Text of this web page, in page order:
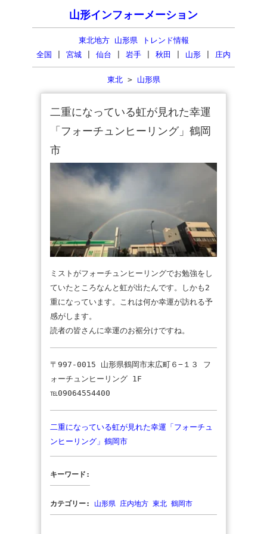
山形インフォーメーション
東北地方 山形県 トレンド情報
全国
宮城 仙台 岩手 秋田 山形 庄内
東北> 山形県
二重になっている虹が見れた幸運
「フォーチュンヒーリング」鶴岡
市
ミストがフォーチュンヒーリングでお勉強をし
ていたところなんと虹が出たんです。しかも2
重になっています。これは何か幸運が訪れる予
感がします。
読者の皆さんに幸運のお裾分けですね。
〒997-0015 山形県鶴岡市末広町６−１３ フ
ォーチュンヒーリング 1F
℡09064554400
二重になっている虹が見れた幸運「フォーチュ
ンヒーリング」鶴岡市
キーワード:
カテゴリー: 山形県 庄内地方 東北 鶴岡市